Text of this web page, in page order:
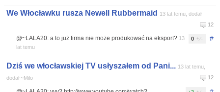
We Włocławku rusza Newell Rubbermaid
13 lat temu, dodał
12
#
0
@~LALA20: a to już firma nie może produkować na eksport? 13
lat temu
Dziś we włocławskiej TV usłyszałem od Pani... 13 lat temu,
dodał ~Milo
12